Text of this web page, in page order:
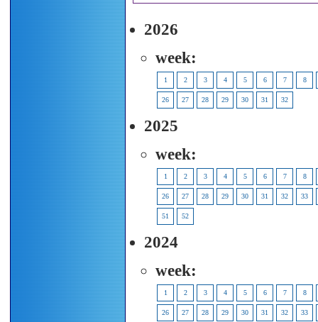
2026
week:
1 2 3 4 5 6 7 8
26 27 28 29 30 31 32
2025
week:
1 2 3 4 5 6 7 8
26 27 28 29 30 31 32 33
51 52
2024
week:
1 2 3 4 5 6 7 8
26 27 28 29 30 31 32 33